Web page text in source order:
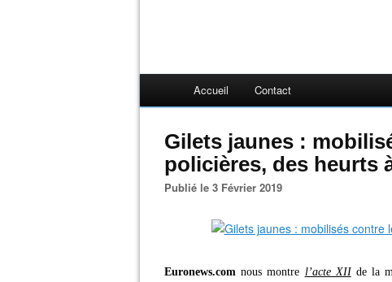
Accueil Contact
Gilets jaunes :
policières, des heurts
Publié le 3 Février 2019
Euronews.com nous montre l’acte XIIde la